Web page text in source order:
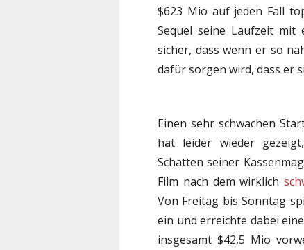
$623 Mio auf jeden Fall
Sequel seine Laufzeit mit
sicher, dass wenn er so
dafür sorgen wird, dass er
Einen sehr schwachen
hat leider wieder
Schatten seiner
Film nach dem wirklich
Von Freitag bis Sonntag
ein und erreichte dabei
insgesamt $42,5 Mio